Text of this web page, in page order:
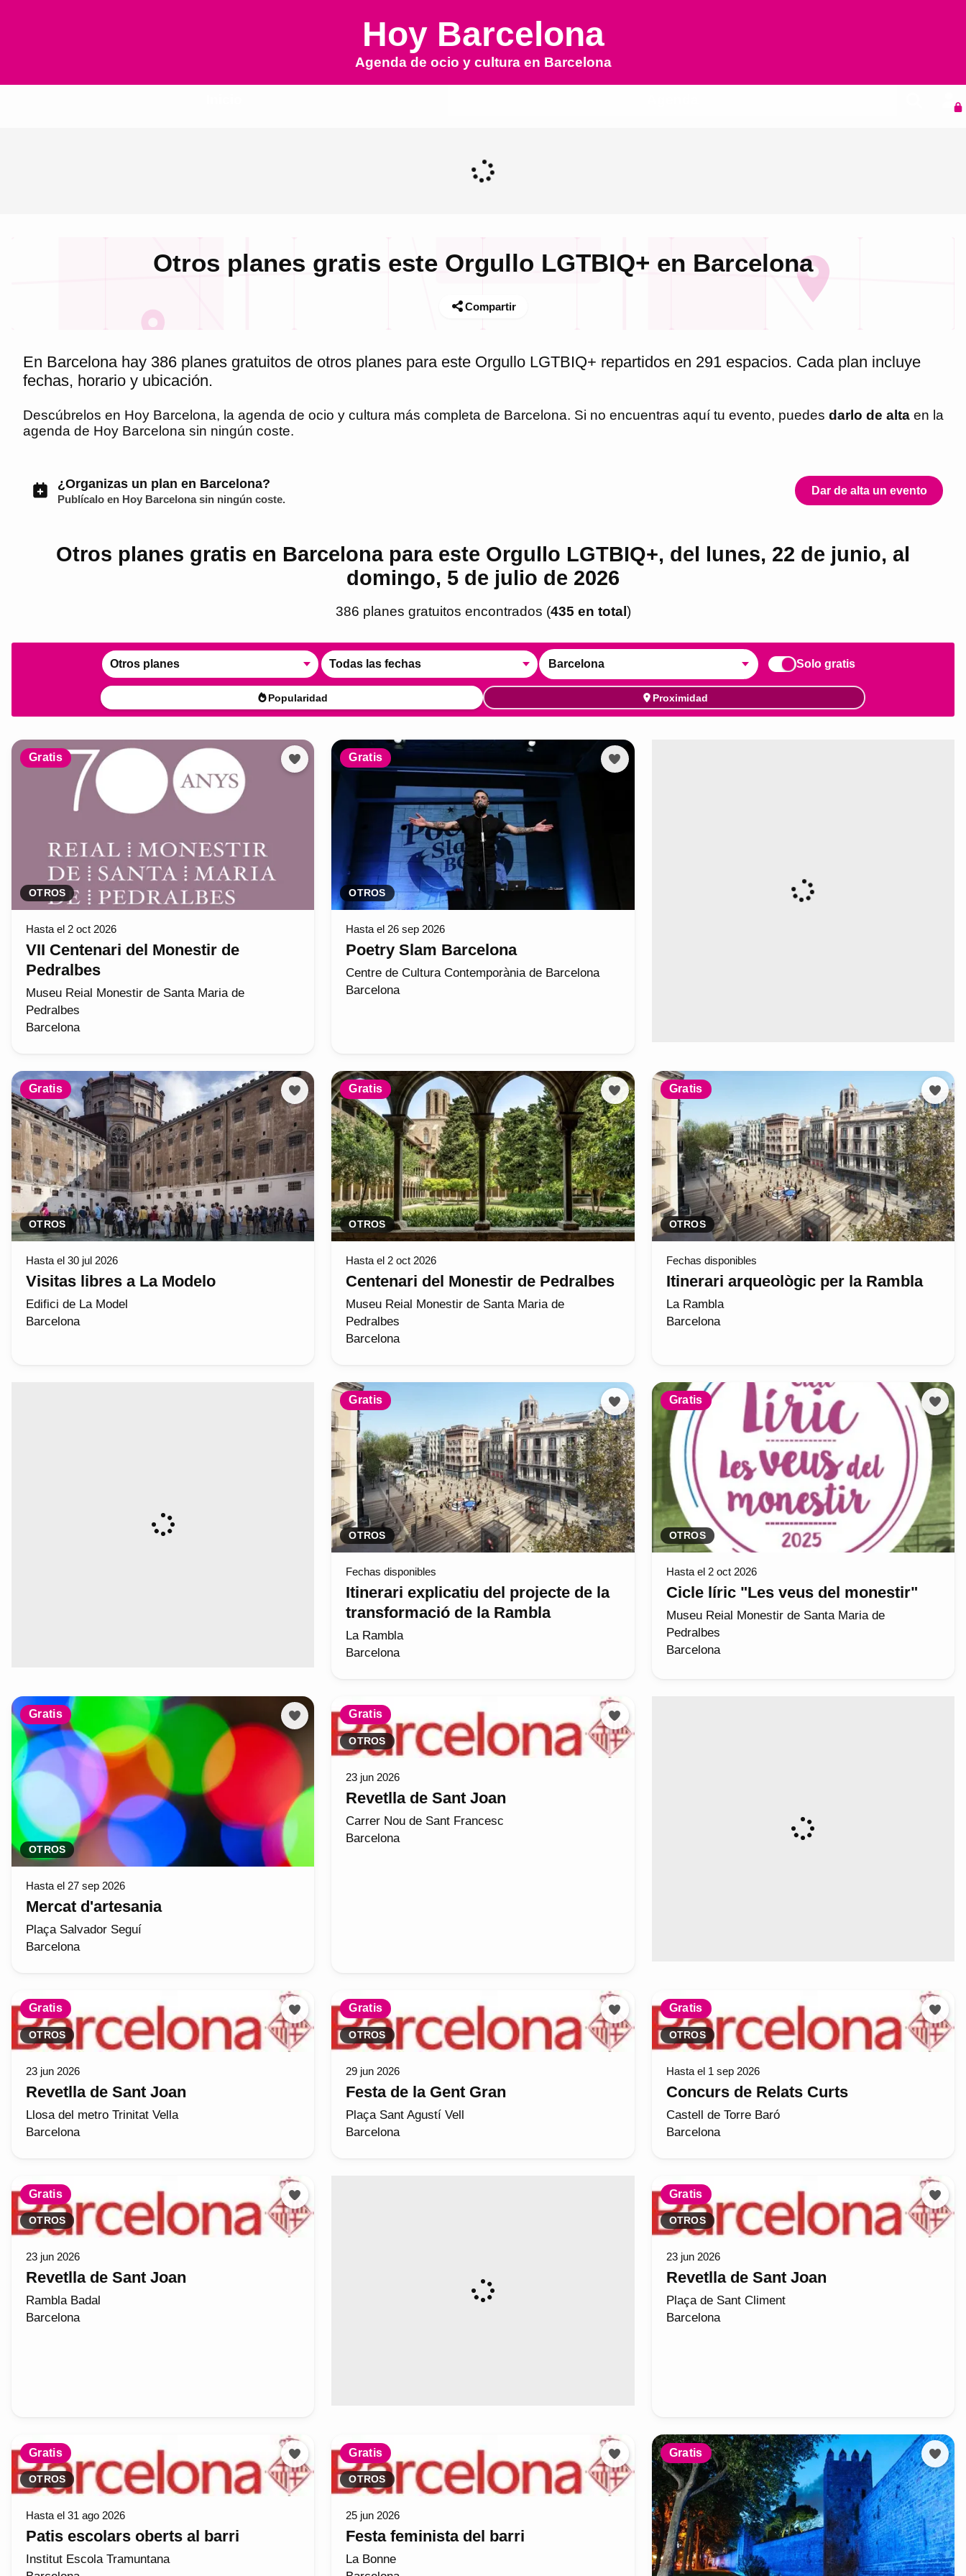
Hoy Barcelona
Agenda de ocio y cultura en Barcelona
Otros planes gratis este Orgullo LGTBIQ+ en Barcelona
Compartir
En Barcelona hay 386 planes gratuitos de otros planes para este Orgullo LGTBIQ+ repartidos en 291 espacios. Cada plan incluye
fechas, horario y ubicación.
Descúbrelos en Hoy Barcelona, la agenda de ocio y cultura más completa de Barcelona. Si no encuentras aquí tu evento, puedes darlo de alta en la
agenda de Hoy Barcelona sin ningún coste.
¿Organizas un plan en Barcelona?
Publícalo en Hoy Barcelonasin ningún coste.
Dar de alta un evento
Otros planes gratis en Barcelona para este Orgullo LGTBIQ+, del lunes, 22 de junio, al
domingo, 5 de julio de 2026
386 planes gratuitos encontrados (435 en total )
Otros planes Todas las fechas Barcelona Solo gratis
Popularidad Proximidad
Gratis
OTROS
Hasta el 2 oct 2026
VII Centenari del Monestir de
Pedralbes
Museu Reial Monestir de Santa Maria de
Pedralbes
Barcelona
Gratis
OTROS
Hasta el 26 sep 2026
Poetry Slam Barcelona
Centre de Cultura Contemporània de Barcelona
Barcelona
Gratis
OTROS
Hasta el 30 jul 2026
Visitas libres a La Modelo
Edifici de La Model
Barcelona
Gratis
OTROS
Hasta el 2 oct 2026
Centenari del Monestir de Pedralbes
Museu Reial Monestir de Santa Maria de
Pedralbes
Barcelona
Gratis
OTROS
Fechas disponibles
Itinerari arqueològic per la Rambla
La Rambla
Barcelona
Gratis
OTROS
Fechas disponibles
Itinerari explicatiu del projecte de la
transformació de la Rambla
La Rambla
Barcelona
Gratis
OTROS
Hasta el 2 oct 2026
Cicle líric "Les veus del monestir"
Museu Reial Monestir de Santa Maria de
Pedralbes
Barcelona
Gratis
OTROS
Hasta el 27 sep 2026
Mercat d'artesania
Plaça Salvador Seguí
Barcelona
Gratis
OTROS
23 jun 2026
Revetlla de Sant Joan
Carrer Nou de Sant Francesc
Barcelona
Gratis
OTROS
23 jun 2026
Revetlla de Sant Joan
Llosa del metro Trinitat Vella
Barcelona
Gratis
OTROS
29 jun 2026
Festa de la Gent Gran
Plaça Sant Agustí Vell
Barcelona
Gratis
OTROS
Hasta el 1 sep 2026
Concurs de Relats Curts
Castell de Torre Baró
Barcelona
Gratis
OTROS
23 jun 2026
Revetlla de Sant Joan
Rambla Badal
Barcelona
Gratis
OTROS
23 jun 2026
Revetlla de Sant Joan
Plaça de Sant Climent
Barcelona
Gratis
OTROS
Hasta el 31 ago 2026
Patis escolars oberts al barri
Institut Escola Tramuntana
Gratis
OTROS
25 jun 2026
Festa feminista del barri
La Bonne
Gratis